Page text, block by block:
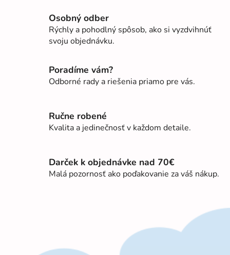
i
e
k
p
u
i
e
Osobný odber
Rýchly a pohodlný spôsob, ako si vyzdvihnúť
svoju objednávku.
Poradíme vám?
Odborné rady a riešenia priamo pre vás.
Ručne robené
Kvalita a jedinečnosť v každom detaile.
Darček k objednávke nad 70€
Malá pozornosť ako poďakovanie za váš nákup.